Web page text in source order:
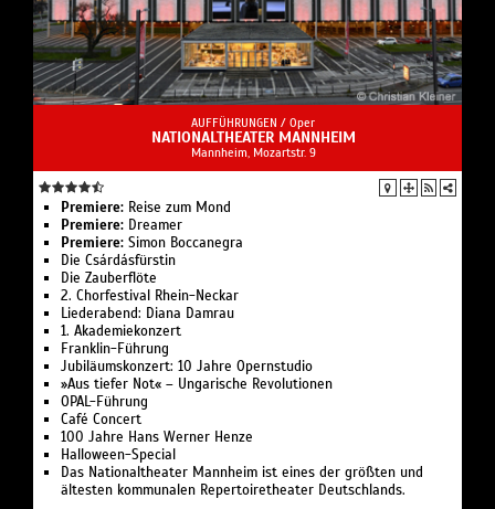
AUFFÜHRUNGEN / Oper
NATIONALTHEATER MANNHEIM
Mannheim, Mozartstr. 9
Premiere: Reise zum Mond
Premiere: Dreamer
Premiere: Simon Boccanegra
Die Csárdásfürstin
Die Zauberflöte
2. Chorfestival Rhein-Neckar
Liederabend: Diana Damrau
1. Akademie­konzert
Franklin-Führung
Jubiläumskonzert: 10 Jahre Opernstudio
»Aus tiefer Not« – Ungarische Revolutionen
OPAL-Führung
Café Concert
100 Jahre Hans Werner Henze
Halloween-Special
Das Nationaltheater Mannheim ist eines der größten und
ältesten kommunalen Repertoiretheater Deutschlands.